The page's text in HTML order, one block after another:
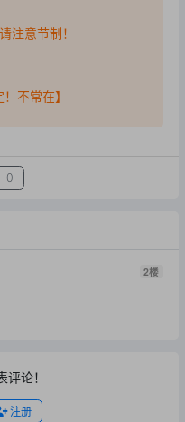
注意节制！
不常在】
0
2楼
论！
注册